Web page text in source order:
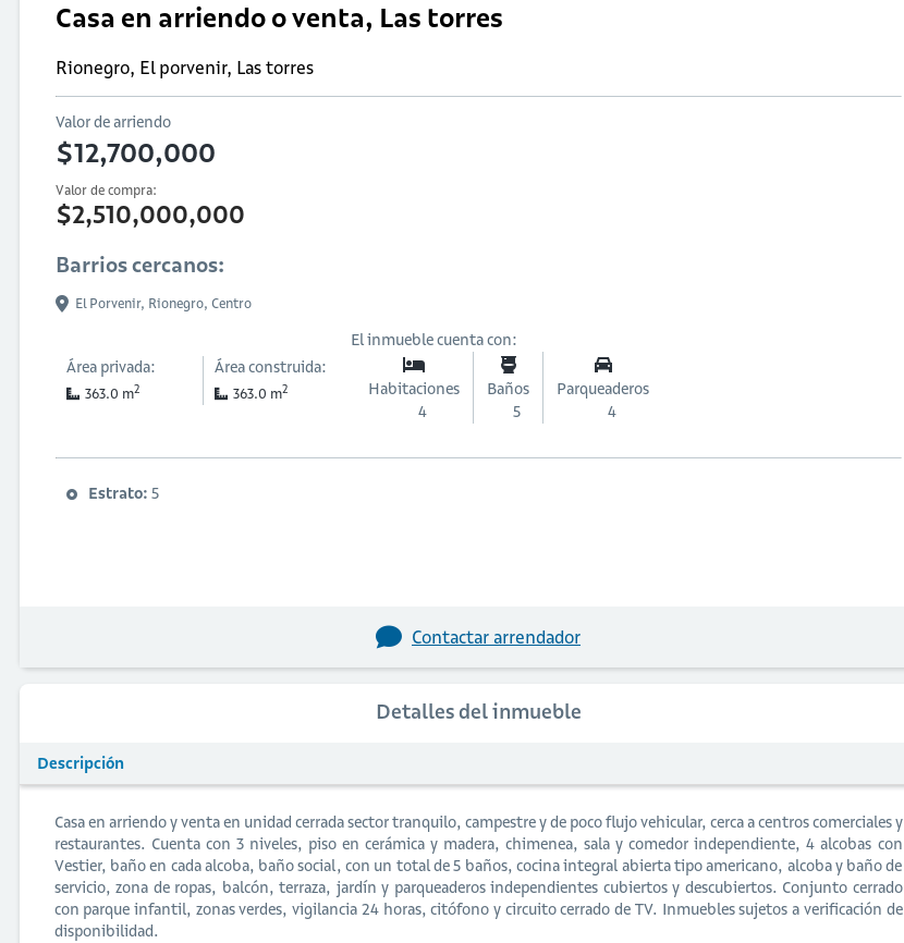
Casa en arriendo o venta, Las torres
Rionegro, El porvenir, Las torres
Valor de arriendo
$12,700,000
Valor de compra:
$2,510,000,000
Barrios cercanos:
El Porvenir, Rionegro, Centro
Área privada:
363.0 m2
Área construida:
363.0 m2
El inmueble cuenta con:
Habitaciones
4
Baños
5
Parqueaderos
4
Estrato: 5
Contactar arrendador
Detalles del inmueble
Descripción
Casa en arriendo y venta en unidad cerrada sector tranquilo, campestre y de poco flujo vehicular, cerca a centros comerciales y
restaurantes. Cuenta con 3 niveles, piso en cerámica y madera, chimenea, sala y comedor independiente, 4 alcobas con
Vestier, baño en cada alcoba, baño social, con un total de 5 baños, cocina integral abierta tipo americano, alcoba y baño de
servicio, zona de ropas, balcón, terraza, jardín y parqueaderos independientes cubiertos y descubiertos. Conjunto cerrado
con parque infantil, zonas verdes, vigilancia 24 horas, citófono y circuito cerrado de TV. Inmuebles sujetos a verificación de
disponibilidad.